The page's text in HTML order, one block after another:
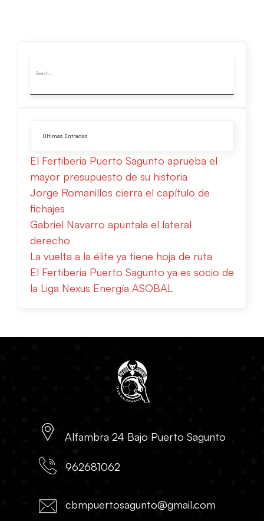
Últimas Entradas
El Fertiberia Puerto Sagunto aprueba el
mayor presupuesto de su historia
Jorge Romanillos cierra el capítulo de
fichajes
Gabriel Navarro apuntala el lateral
derecho
La vuelta a la élite ya tiene hoja de ruta
El Fertiberia Puerto Sagunto ya es socio de
la Liga Nexus Energía ASOBAL
Alfambra 24 Bajo Puerto Sagunto
962681062
cbmpuertosagunto@gmail.com